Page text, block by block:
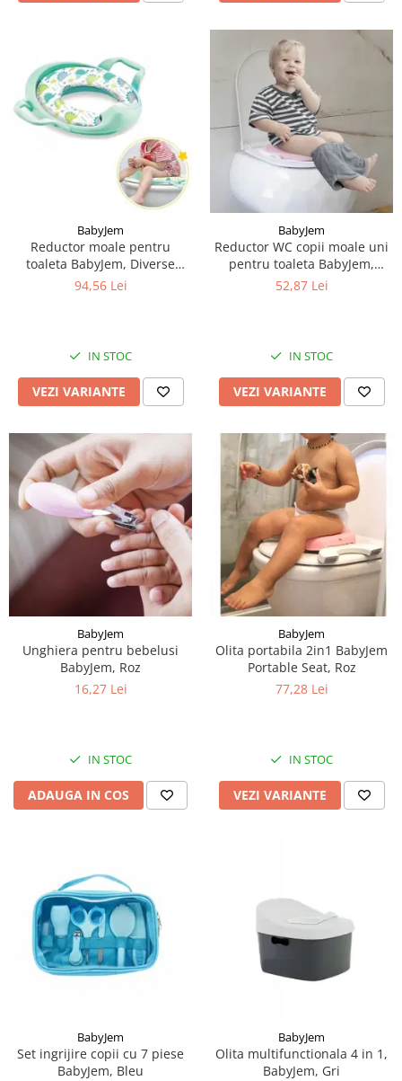
BabyJem
Reductor moale pentru
toaleta BabyJem, Diverse
culori
94,56 Lei
IN STOC
VEZI VARIANTE
BabyJem
Reductor WC copii moale uni
pentru toaleta BabyJem,
Diverse culori
52,87 Lei
IN STOC
VEZI VARIANTE
BabyJem
Unghiera pentru bebelusi
BabyJem, Roz
16,27 Lei
IN STOC
ADAUGA IN COS
BabyJem
Olita portabila 2in1 BabyJem
Portable Seat, Roz
77,28 Lei
IN STOC
VEZI VARIANTE
BabyJem
Set ingrijire copii cu 7 piese
BabyJem, Bleu
BabyJem
Olita multifunctionala 4 in 1,
BabyJem, Gri